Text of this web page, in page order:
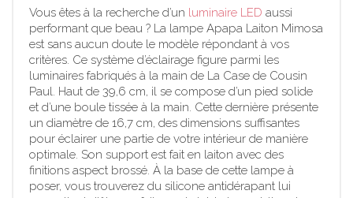
Vous êtes à la recherche d’un luminaire LED aussi
performant que beau ? La lampe Apapa Laiton Mimosa
est sans aucun doute le modèle répondant à vos
critères. Ce système d’éclairage figure parmi les
luminaires fabriqués à la main de La Case de Cousin
Paul. Haut de 39,6 cm, il se compose d’un pied solide
et d’une boule tissée à la main. Cette dernière présente
un diamètre de 16,7 cm, des dimensions suffisantes
pour éclairer une partie de votre intérieur de manière
optimale. Son support est fait en laiton avec des
finitions aspect brossé. À la base de cette lampe à
poser, vous trouverez du silicone antidérapant lui